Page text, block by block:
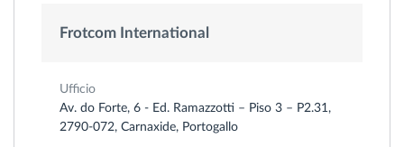
Frotcom International
Ufficio
Av. do Forte, 6 - Ed. Ramazzotti – Piso 3 – P2.31,
2790-072, Carnaxide, Portogallo